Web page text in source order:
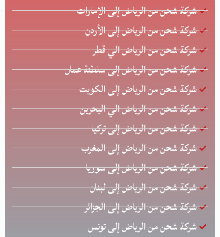
شركة شحن من الرياض إلى الإمارات
شركة شحن من الرياض إلى الأردن
شركة شحن من الرياض الي قطر
شركة شحن من الرياض إلى سلطنة عمان
شركة شحن من الرياض إلى الكويت
شركة شحن من الرياض الي البحرين
شركة شحن من الرياض إلى تركيا
شركة شحن من الرياض إلى المغرب
شركة شحن من الرياض إلى سوريا
شركة شحن من الرياض إلى لبنان
شركة شحن من الرياض إلى الجزائر
شركة شحن من الرياض إلى تونس